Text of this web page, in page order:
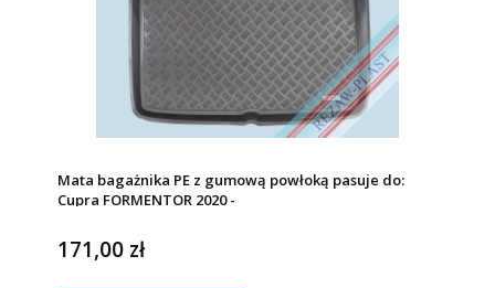
Mata bagażnika PE z gumową powłoką pasuje do:
Cupra FORMENTOR 2020 -
171,00 zł